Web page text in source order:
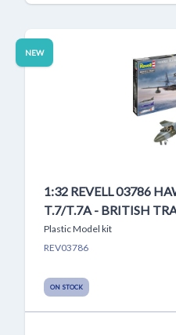
NEW
1:32 REVELL 03786
T.7/T.7A - BRITISH
Plastic Model kit
REV03786
ON STOCK